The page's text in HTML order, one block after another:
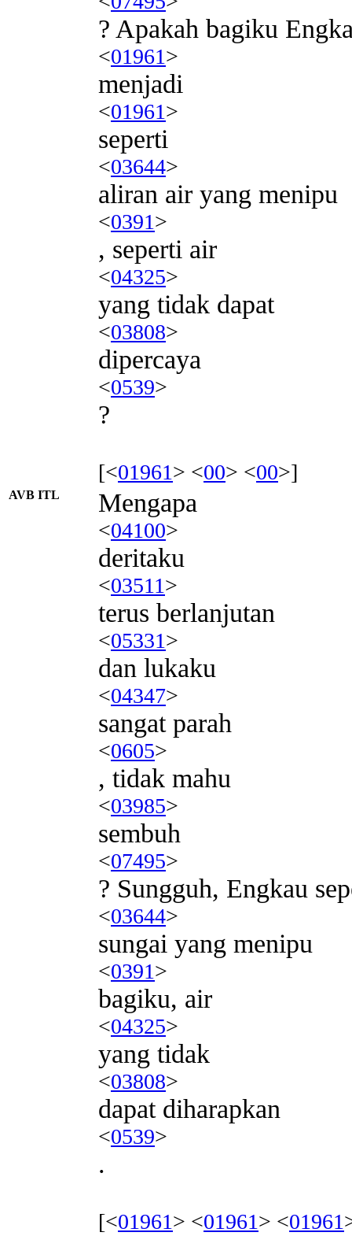
? Apakah bagiku
<01961>
menjadi
<01961>
seperti
<03644>
aliran air yang menipu
<0391>
, seperti air
<04325>
yang tidak dapat
<03808>
dipercaya
<0539>
?
[<01961> <00> <00>]
AVB ITL Mengapa
<04100>
deritaku
<03511>
terus berlanjutan
<05331>
dan lukaku
<04347>
sangat parah
<0605>
, tidak mahu
<03985>
sembuh
<07495>
? Sungguh, Engkau
<03644>
sungai yang menipu
<0391>
bagiku, air
<04325>
yang tidak
<03808>
dapat diharapkan
<0539>
.
[<01961> <01961> <01961